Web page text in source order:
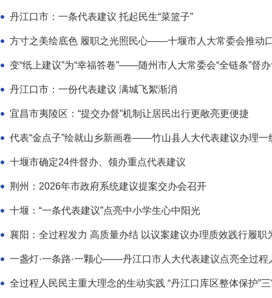
丹江口市：一条代表建议 托起民生“菜篮子”
变“纸上建议”为“幸福答卷”——随州市人大常委会“全链条”督
丹江口市：一份代表建议 满城飞絮渐消
宜昌市夷陵区：“提交办督”机制让居民出行更敞亮更便捷
代表“金点子”绘就山乡新画卷——竹山县人大代表建议办理一
十堰市确定24件督办、领办重点代表建议
荆州：2026年市政府系统建议提案交办会召开
十堰：“一条代表建议”点亮中小学生心中阳光
襄阳：全过程发力 高质量办结 以议案建议办理质效践行履职
一盏灯·一条路·一颗心——丹江口市人大代表建议点亮全过程
全过程人民民主重大理念的生动实践 “丹江口库区整体保护”